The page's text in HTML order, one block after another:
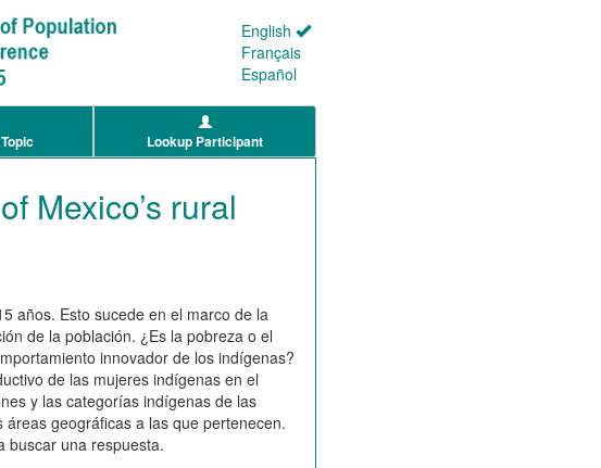
English
Français
Español
Lookup Participant
Mexico’s rural
años. Esto sucede en el marco de la
de la población. ¿Es la pobreza o el
innovador de los indígenas?
de las mujeres indígenas en el
y las categorías indígenas de las
geográficas a las que pertenecen.
buscar una respuesta.